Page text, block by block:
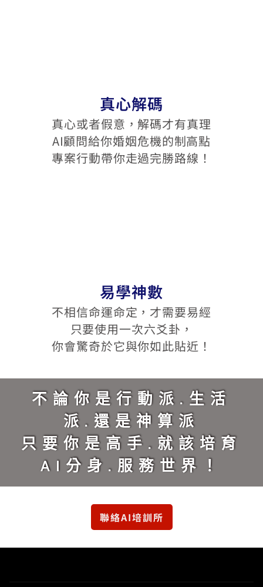
真心解碼
真心或者假意，解碼才有真理
AI顧問給你婚姻危機的制高點
專案行動帶你走過完勝路線！
易學神數
不相信命運命定，才需要易經
只要使用一次六爻卦，
你會驚奇於它與你如此貼近！
不論你是行動派.生活
派.還是神算派
只要你是高手.就該培育
AI分身.服務世界！
聯絡AI培訓所